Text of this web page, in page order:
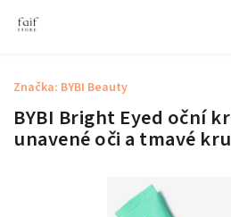
BYBI Bright Eyed oční
unavené oči a tmavé
Značka: BYBI Beauty